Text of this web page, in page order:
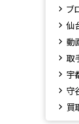
ブ
仙
動
取
宇
守
買